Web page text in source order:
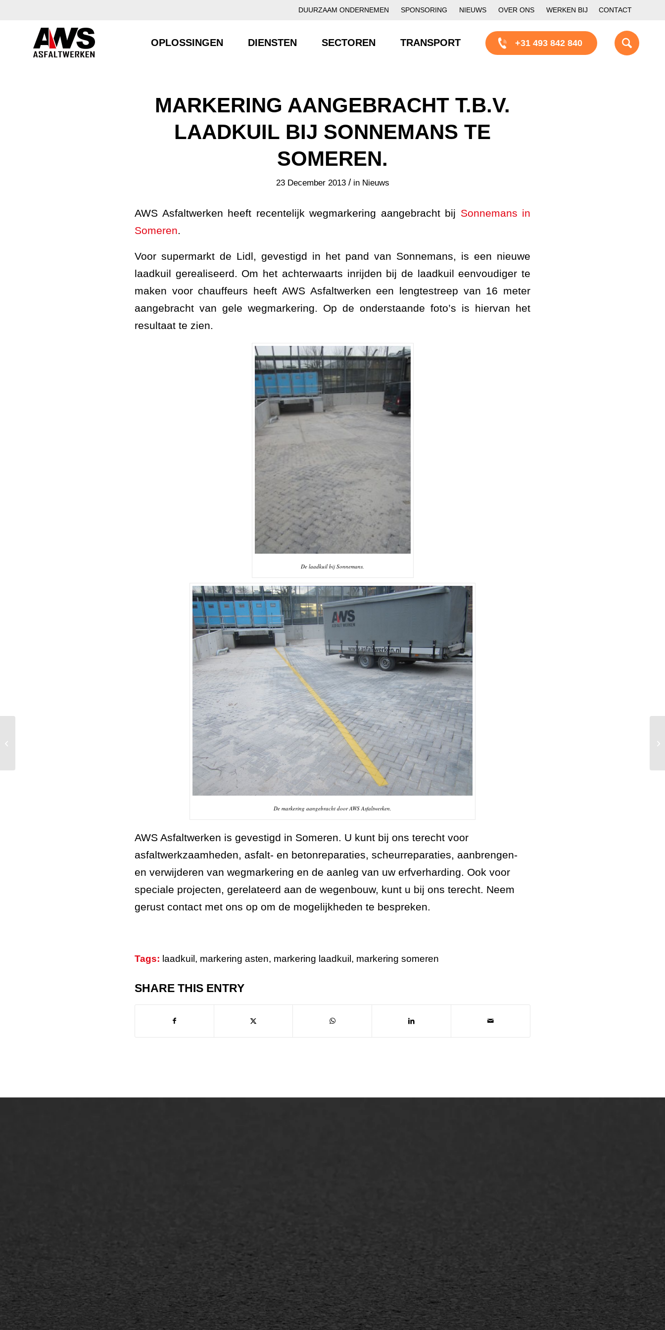
DUURZAAM ONDERNEMEN SPONSORING NIEUWS OVER ONS WERKEN BIJ CONTACT
OPLOSSINGEN DIENSTEN SECTOREN TRANSPORT +31 493 842 840
MARKERING AANGEBRACHT T.B.V.
LAADKUIL BIJ SONNEMANS TE
SOMEREN.
23 December 2013 / in Nieuws
AWS Asfaltwerken heeft recentelijk wegmarkering aangebracht bij Sonnemans in
Someren
Voor supermarkt de Lidl, gevestigd in het pand van Sonnemans, is een nieuwe
laadkuil gerealiseerd. Om het achterwaarts inrijden bij de laadkuil eenvoudiger te
maken voor chauffeurs heeft AWS Asfaltwerken een lengtestreep van 16 meter
aangebracht van gele wegmarkering. Op de onderstaande foto’s is hiervan het
resultaat te zien.
De laadkuil bij Sonnemans.
De markering aangebracht door AWS Asfaltwerken.
AWS Asfaltwerken is gevestigd in Someren. U kunt bij ons terecht voor
asfaltwerkzaamheden, asfalt- en betonreparaties, scheurreparaties, aanbrengen-
en verwijderen van wegmarkering en de aanleg van uw erfverharding. Ook voor
speciale projecten, gerelateerd aan de wegenbouw, kunt u bij ons terecht. Neem
gerust contact met ons op om de mogelijkheden te bespreken.
Tags: laadkuil , markering asten, markering laadkuil , markering someren
SHARE THIS ENTRY
Markering verlagen
WIJ WERKEN VOOR
GWW aannemers
Bitumineuze voegvulling
Gietasfalt reparatie
Verwijderen markering
Vlakslijpen
Inschrijven nieuwsbrief
Duurzaam ondernemen